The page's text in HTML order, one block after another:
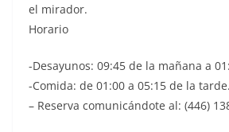
el mirador.
Horario
-Desayunos: 09:45 de la mañana a
-Comida: de 01:00 a 05:15 de la tarde.
– Reserva comunicándote al: (446)